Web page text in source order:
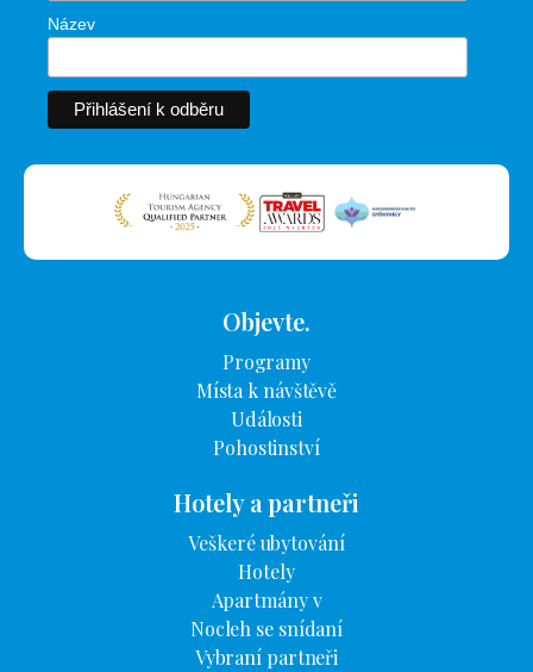
Název
Objevte.
Programy
Místa k návštěvě
Události
Pohostinství
Hotely a partneři
Veškeré ubytování
Hotely
Apartmány v
Nocleh se snídaní
Vybraní partneři